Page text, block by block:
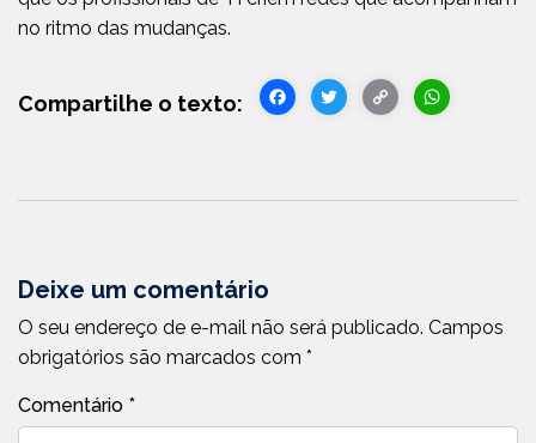
no ritmo das mudanças.
FacebookTwitterCopy
Deixe um comentário
O seu endereço de e-mail não será publicado. Campos
obrigatórios são marcados com *
Comentário *